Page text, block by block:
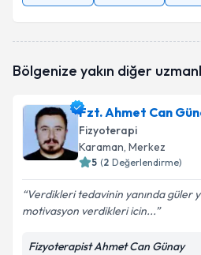
Bölgenize yakın diğer
Fzt. Ahmet Can
Fizyoterapi
Karaman, Merkez
5 (2 Değerlendirme)
Verdikleri tedavinin yanında güler
motivasyon verdikleri icin...
Fizyoterapist Ahmet Can Günay